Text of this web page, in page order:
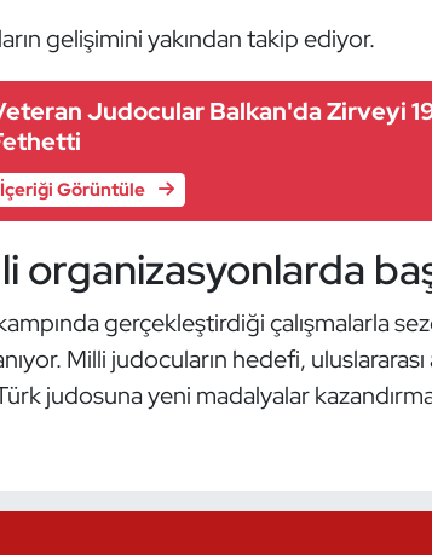
gelişimini yakından takip ediyor.
Judocular Balkan'da Zirveyi
İçeriği Görüntüle
organizasyonlarda
gerçekleştirdiği çalışmalarla
Milli judocuların hedefi, uluslararası
judosuna yeni madalyalar